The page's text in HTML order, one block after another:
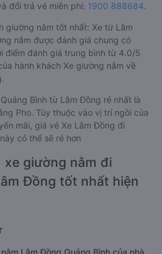
đổi trả vé miễn phí: 1900 888684.
giường nằm tốt nhất: Xe từ Lâm
nằm được đánh giá chung có
điểm đánh giá trung bình từ 4.0/5
hành khách Xe giường nằm về
Bình từ Lâm Đồng rẻ nhất là
Pho. Tùy thuộc vào vị trí ngồi của
mãi, giá vé Xe Lâm Đồng đi
có thể sẽ rẻ hơn
xe giường nằm đi
Đồng tốt nhất hiện
Lâm Đồng Quảng Bình của nhà